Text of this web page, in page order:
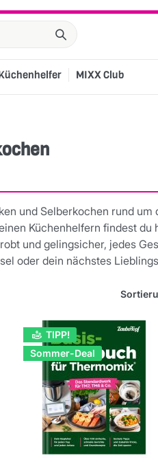
MIXX Club
und Selberkochen rund um
Küchenhelfern findest
und gelingsicher, jedes
oder dein nächstes
TIPP!
Sommer-Deal